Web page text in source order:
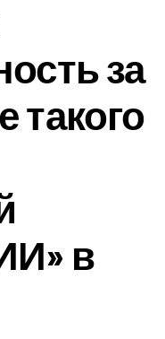
за
такого
в